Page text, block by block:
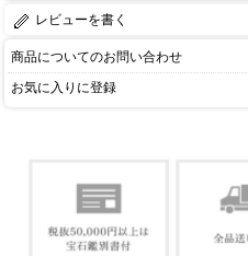
レビューを書く
商品についてのお問い合わせ
お気に入りに登録